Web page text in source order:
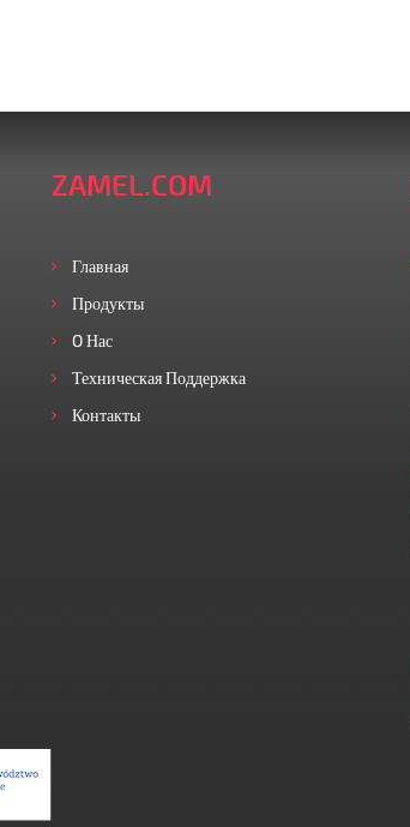
ZAMEL.COM
Главная
Продукты
O Нас
Техническая Поддержка
Контакты